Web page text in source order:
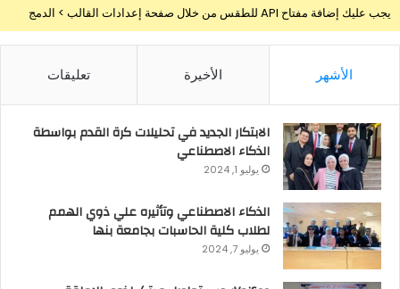
يجب عليك إضافة مفتاح API للطقس من خلال صفحة إعدادات القالب > الدمج
الأشهر الأخيرة تعليقات
الابتكار الجديد في تحليلات كرة القدم بواسطة
الذكاء الاصطناعي
يوليو 1, 2024
الذكاء الاصطناعي وتأثيره علي ذوي الهمم
لطلاب كلية الحاسبات بجامعة بنها
يوليو 7, 2024